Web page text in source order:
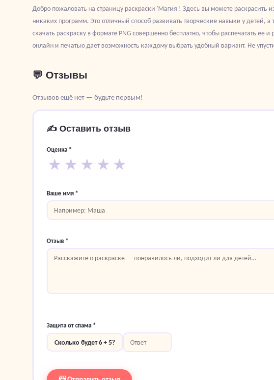
Добро пожаловать на страницу раскраски 'Магия'! Здесь вы можете раскрасить
никаких программ. Это отличный способ развивать творческие навыки у детей,
скачать раскраску в формате PNG совершенно бесплатно, чтобы распечатать
онлайн и печатью дает возможность каждому выбрать удобный вариант. Не
💬 Отзывы
Отзывов ещё нет — будьте первым!
✍️ Оставить отзыв
Оценка *
★ ★ ★ ★ ★
Ваше имя *
Отзыв *
Защита от спама *
Сколько будет 6 + 5?